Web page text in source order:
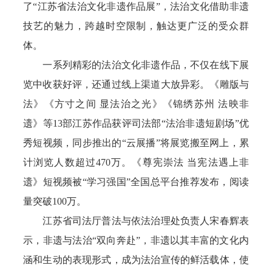
了“江苏省法治文化非遗作品展”，法治文化借助非遗
技艺的魅力，跨越时空限制，触达更广泛的受众群
体。
一系列精彩的法治文化非遗作品，不仅在线下展
览中收获好评，还通过线上渠道大放异彩。《雕版与
法》《方寸之间 显法治之光》《锦绣苏州 法映非
遗》等13部江苏作品获评司法部“法治非遗短剧场”优
秀短视频，同步推出的“云展播”将展览搬至网上，累
计浏览人数超过470万。《尊宪崇法 当宪法遇上非
遗》短视频被“学习强国”全国总平台推荐发布，阅读
量突破100万。
江苏省司法厅普法与依法治理处负责人宋春辉表
示，非遗与法治“双向奔赴”，非遗以其丰富的文化内
涵和生动的表现形式，成为法治宣传的鲜活载体，使